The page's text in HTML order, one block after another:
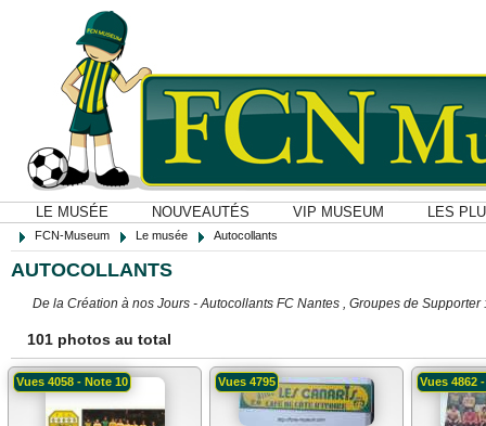
LE MUSÉE NOUVEAUTÉS VIP MUSEUM LES
FCN-Museum Le musée Autocollants
AUTOCOLLANTS
De la Création à nos Jours - Autocollants FC Nantes , Groupes de
101 photos au total
Vues 4058 - Note 10 Vues 4795 Vues 4862